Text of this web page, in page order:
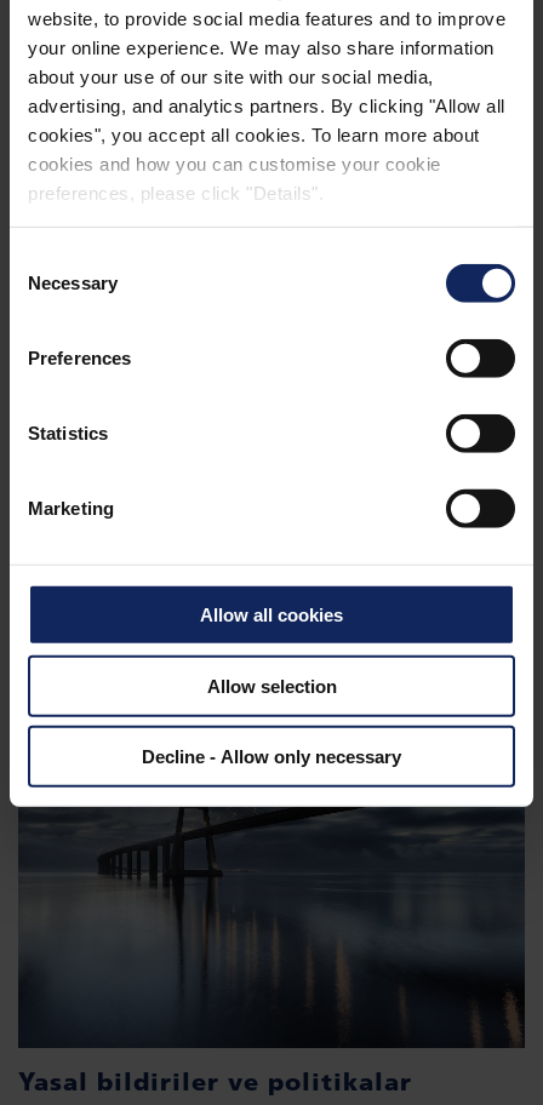
website, to provide social media features and to improve
your online experience. We may also share information
about your use of our site with our social media,
advertising, and analytics partners. By clicking "Allow all
cookies", you accept all cookies. To learn more about
cookies and how you can customise your cookie
preferences, please click "Details".
Selection
Necessary
Preferences
Statistics
Marketing
Allow all cookies
Allow selection
Decline - Allow only necessary
sonunda ikincil arkalık malzemesinin halı endüstrisine
girişi ile bağlantılı olarak oluşturuldu. Ürün portföyü
Elephant Back® adı altında lanse edildi ve fil logosu
gri renk, güç, güvenilirlik (ve bilgelik) gibi ürün
özelliklerini sembolize etmek için kullanıldı. O
zamandan beri bu benzersiz logo, Fibertex’in kurumsal
kimliğinin köklü bir parçası haline geldi.
Yasal bildiriler ve politikalar